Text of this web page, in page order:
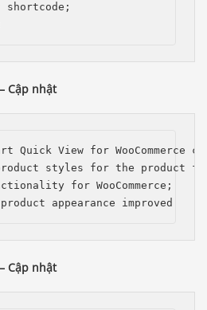
shortcode;
Cập nhật
Quick View for WooCommerce
styles for the product
for WooCommerce;
appearance improved
Cập nhật